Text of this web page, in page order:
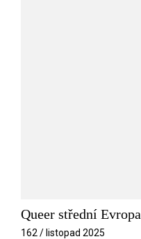
Queer střední Evropa
162 / listopad 2025